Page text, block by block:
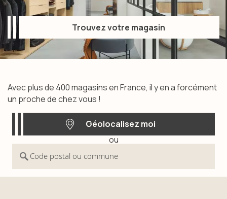
Trouvez votre magasin
Trouvez votre magasin
Avec plus de 400 magasins en France, il y en a forcément
un proche de chez vous !
Géolocalisez moi
Géolocalisez moi
ou
Code postal ou commune